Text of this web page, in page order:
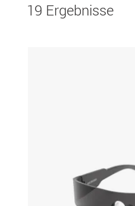
19 Ergebnisse